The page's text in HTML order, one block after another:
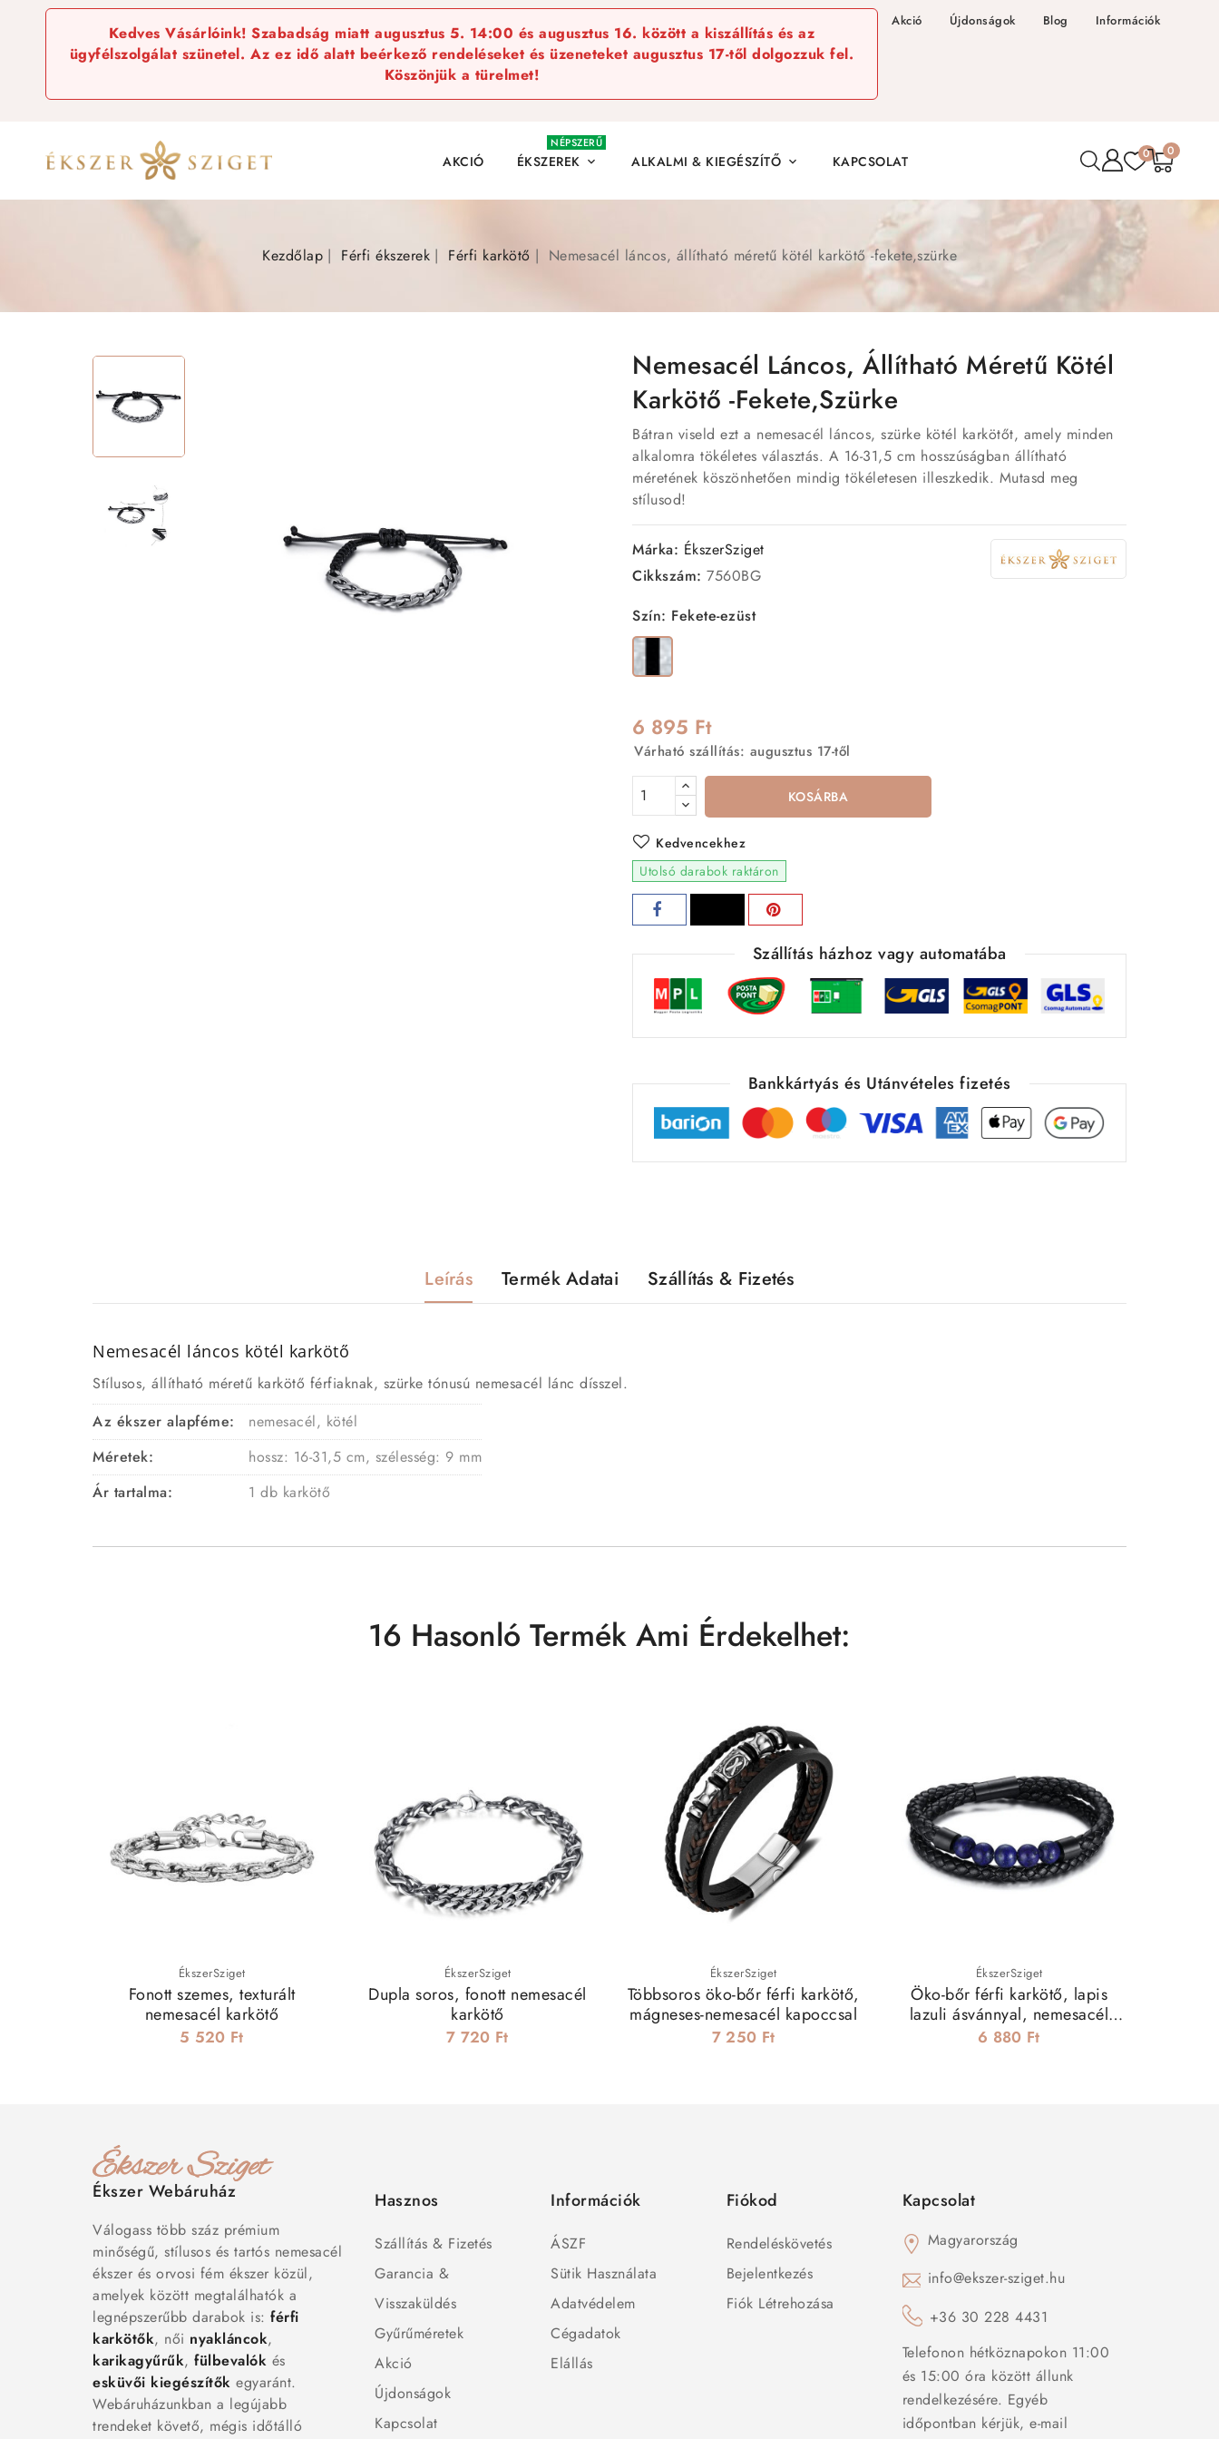
Kedves Vásárlóink! Szabadság miatt augusztus 5. 14:00 és augusztus 16. között a kiszállítás és az
ügyfélszolgálat szünetel. Az ez idő alatt beérkező rendeléseket és üzeneteket augusztus 17-től dolgozzuk fel.
Köszönjük a türelmet!
Akció Újdonságok Blog Információk
AKCIÓ ÉKSZEREK 
NÉPSZERŰ
ALKALMI & KIEGÉSZÍTŐ  KAPCSOLAT 0 0
Kezdőlap Férfi ékszerek Férfi karkötő Nemesacél láncos, állítható méretű kötél karkötő -fekete,szürke
Nemesacél Láncos, Állítható Méretű Kötél
Karkötő -fekete,szürke
Bátran viseld ezt a nemesacél láncos, szürke kötél karkötőt, amely minden
alkalomra tökéletes választás. A 16-31,5 cm hosszúságban állítható
méretének köszönhetően mindig tökéletesen illeszkedik. Mutasd meg
stílusod!
Márka: ÉkszerSziget
Cikkszám: 7560BG
Szín: Fekete-ezüst
Fekete-
ezüst
6 895 Ft
Várható szállítás: augusztus 17-től
KOSÁRBA
Kedvencekhez
Utolsó darabok raktáron
Szállítás házhoz vagy automatába
Bankkártyás és Utánvételes fizetés
Leírás Termék Adatai Szállítás & Fizetés
Nemesacél láncos kötél karkötő
Stílusos, állítható méretű karkötő férfiaknak, szürke tónusú nemesacél lánc dísszel.
Az ékszer alapféme:
nemesacél, kötél
Méretek:
hossz: 16-31,5 cm, szélesség: 9 mm
Ár tartalma:
1 db karkötő
16 Hasonló Termék Ami Érdekelhet:
ÉkszerSziget
Fonott szemes, texturált
nemesacél karkötő
5 520 Ft
ÉkszerSziget
Dupla soros, fonott nemesacél
karkötő
7 720 Ft
ÉkszerSziget
Többsoros öko-bőr férfi karkötő,
mágneses-nemesacél kapoccsal
7 250 Ft
ÉkszerSziget
Öko-bőr férfi karkötő, lapis
lazuli ásvánnyal, nemesacél
kapoccsal
6 880 Ft
Ékszer Webáruház
Válogass több száz prémium
minőségű, stílusos és tartós nemesacél
ékszer és orvosi fém ékszer közül,
amelyek között megtalálhatók a
legnépszerűbb darabok is: férfi
karkötők, női nyakláncok,
karikagyűrűk, fülbevalók és
esküvői kiegészítők egyaránt.
Webáruházunkban a legújabb
trendeket követő, mégis időtálló
Hasznos
Szállítás & Fizetés
Garancia &
Visszaküldés
Gyűrűméretek
Akció
Újdonságok
Kapcsolat
Információk
ÁSZF
Sütik Használata
Adatvédelem
Cégadatok
Elállás
Fiókod
Rendeléskövetés
Bejelentkezés
Fiók Létrehozása
Kapcsolat
Magyarország
info@ekszer-sziget.hu
+36 30 228 4431
Telefonon hétköznapokon 11:00
és 15:00 óra között állunk
rendelkezésére. Egyéb
időpontban kérjük, e-mail